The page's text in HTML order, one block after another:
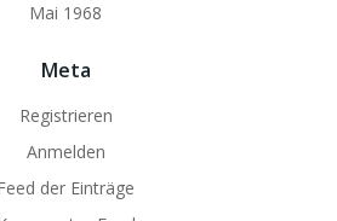
Mai 1968
Meta
Registrieren
Anmelden
der Einträge